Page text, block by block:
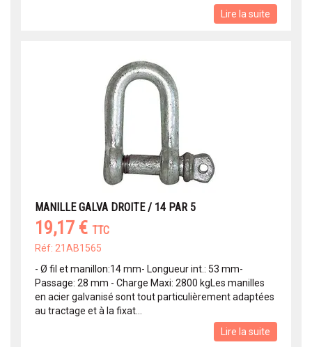
Lire la suite
MANILLE GALVA DROITE / 14 PAR 5
19,17 € TTC
Réf: 21AB1565
- Ø fil et manillon:14 mm- Longueur int.: 53 mm-
Passage: 28 mm - Charge Maxi: 2800 kgLes manilles
en acier galvanisé sont tout particulièrement adaptées
au tractage et à la fixat...
Lire la suite